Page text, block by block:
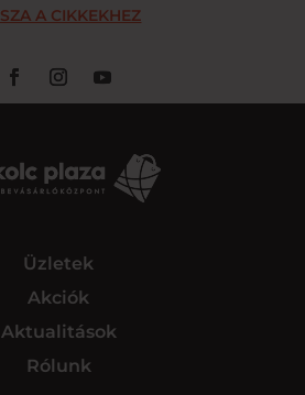
A CIKKEKHEZ
Üzletek
Akciók
Aktualitások
Rólunk